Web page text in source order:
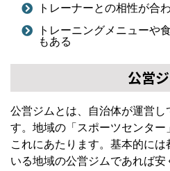
トレーナーとの相性が合
トレーニングメニューや
もある
公営
公営ジムとは、自治体が運営
す。地域の「スポーツセンタ
これにあたります。基本的に
いる地域の公営ジムであれば